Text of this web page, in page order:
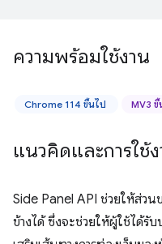
ความพร้อมใช้งาน
Chrome 114 ขึ้นไป MV3 ขึ้
แนวคิดและการใช้
Side Panel API ช่วยให้ส่วน
ข้างได้ ซึ่งจะช่วยให้ผู้ใช้ได้รั